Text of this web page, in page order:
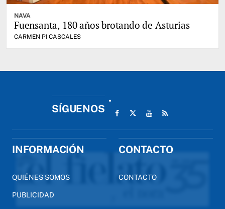
NAVA
Fuensanta, 180 años brotando de Asturias
CARMEN PI CASCALES
SÍGUENOS
INFORMACIÓN
QUIÉNES SOMOS
PUBLICIDAD
CONTACTO
CONTACTO